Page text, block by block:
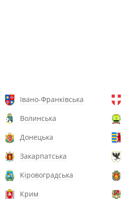
Івано-Франківська
Волинська
Донецька
Закарпатська
Кіровоградська
Крим